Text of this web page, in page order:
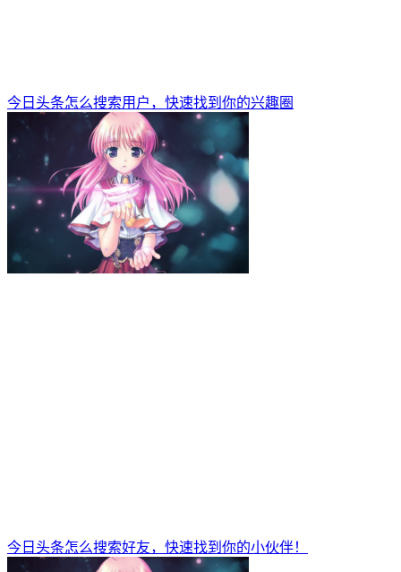
今日头条怎么搜索用户，快速找到你的兴趣圈
今日头条怎么搜索好友，快速找到你的小伙伴！